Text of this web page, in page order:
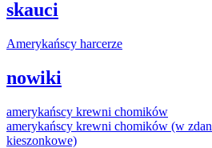
skauci
Amerykańscy harcerze
nowiki
amerykańscy krewni chomików
amerykańscy krewni chomików (w
kieszonkowe)